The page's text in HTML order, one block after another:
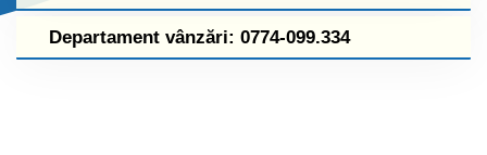
Departament vânzări: 0774-099.334